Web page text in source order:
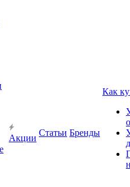
Акции
Статьи Бренды
Как